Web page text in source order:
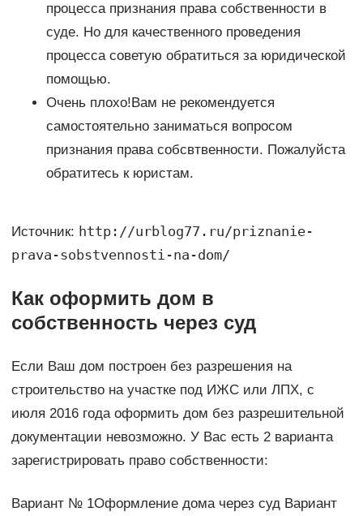
процесса признания права собственности в
суде. Но для качественного проведения
процесса советую обратиться за юридической
помощью.
Очень плохо!Вам не рекомендуется
самостоятельно заниматься вопросом
признания права собсвтвенности. Пожалуйста
обратитесь к юристам.
Источник: http://urblog77.ru/priznanie-
prava-sobstvennosti-na-dom/
Как оформить дом в
собственность через суд
Если Ваш дом построен без разрешения на
строительство на участке под ИЖС или ЛПХ, с
июля 2016 года оформить дом без разрешительной
документации невозможно. У Вас есть 2 варианта
зарегистрировать право собственности:
Вариант № 1Оформление дома через суд Вариант